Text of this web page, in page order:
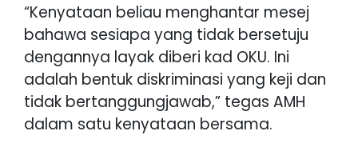
“Kenyataan beliau menghantar mesej
bahawa sesiapa yang tidak bersetuju
dengannya layak diberi kad OKU. Ini
adalah bentuk diskriminasi yang keji dan
tidak bertanggungjawab,” tegas AMH
dalam satu kenyataan bersama.